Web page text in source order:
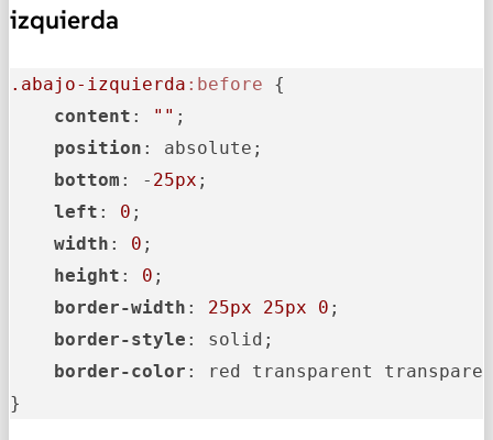
izquierda
.abajo-izquierda :before {
content : "" ;
position : absolute;
bottom : - 25px ;
left : 0 ;
width : 0 ;
height : 0 ;
border-width : 25px 25px 0 ;
border-style : solid;
border-color : red transparent
}